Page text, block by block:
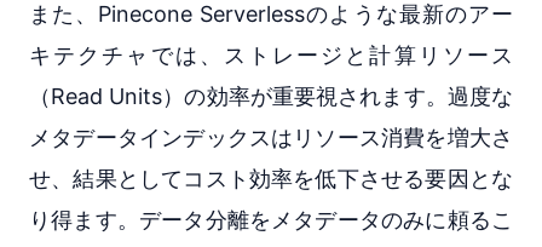
また、Pinecone Serverlessのような最新のアー
キテクチャでは、ストレージと計算リソース
（Read Units）の効率が重要視されます。過度な
メタデータインデックスはリソース消費を増大さ
せ、結果としてコスト効率を低下させる要因とな
り得ます。データ分離をメタデータのみに頼るこ